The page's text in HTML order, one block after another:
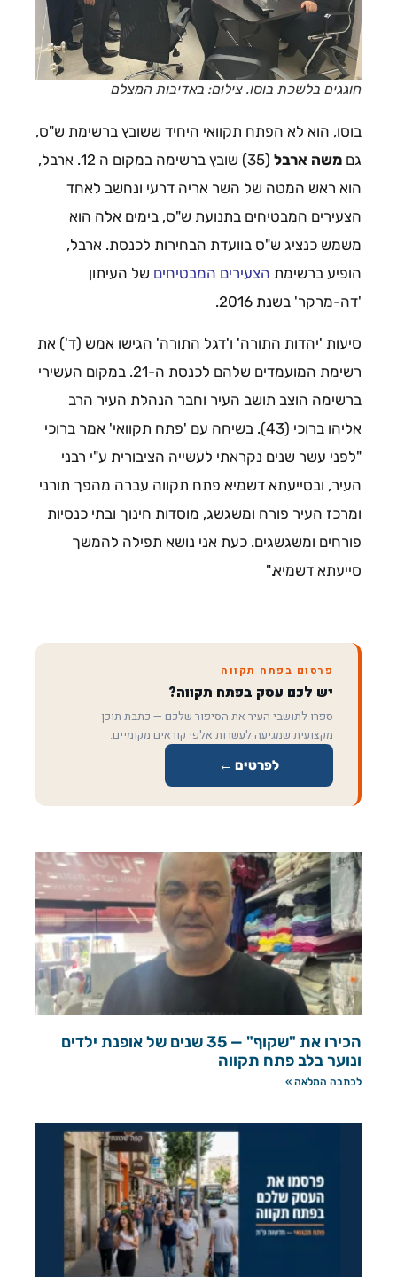
חוגגים בלשכת בוסו. צילום: באדיבות המצלם
בוסו, הוא לא הפתח תקוואי היחיד ששובץ ברשימת ש"ס,
גם משה ארבל
(35) שובץ ברשימה במקום ה 12. ארבל,
הוא ראש המטה של השר אריה דרעי ונחשב לאחד
הצעירים המבטיחים בתנועת ש"ס, בימים אלה הוא
משמש כנציג ש"ס בוועדת הבחירות לכנסת. ארבל,
הופיע ברשימת הצעירים המבטיחים של העיתון
'דה-מרקר' בשנת 2016.
סיעות 'יהדות התורה' ו'דגל התורה' הגישו אמש (ד') את
רשימת המועמדים שלהם לכנסת ה-21. במקום העשירי
ברשימה הוצב תושב העיר וחבר הנהלת העיר הרב
אליהו ברוכי (43). בשיחה עם 'פתח תקוואי' אמר ברוכי
"לפני עשר שנים נקראתי לעשייה הציבורית ע"י רבני
העיר, ובסייעתא דשמיא פתח תקווה עברה מהפך תורני
ומרכז העיר פורח ומשגשג, מוסדות חינוך ובתי כנסיות
פורחים ומשגשגים. כעת אני נושא תפילה להמשך
סייעתא דשמיא."
פרסום בפתח תקווה
יש לכם עסק בפתח תקווה?
ספרו לתושבי העיר את הסיפור שלכם — כתבת תוכן
מקצועית שמגיעה לעשרות אלפי קוראים מקומיים.
לפרטים ←
הכירו את "שקוף" — 35 שנים של אופנת ילדים
ונוער בלב פתח תקווה
לכתבה המלאה »